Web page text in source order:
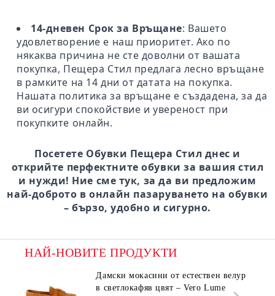
14-дневен Срок за Връщане: Вашето
удовлетворение е наш приоритет. Ако по
някаква причина не сте доволни от вашата
покупка, Пещера Стил предлага лесно връщане
в рамките на 14 дни от датата на покупка.
Нашата политика за връщане е създадена, за да
ви осигури спокойствие и увереност при
покупките онлайн.
Посетете Обувки Пещера Стил днес и
открийте перфектните обувки за вашия стил
и нужди! Ние сме тук, за да ви предложим
най-доброто в онлайн пазаруването на обувки
– бързо, удобно и сигурно.
НАЙ-НОВИТЕ ПРОДУКТИ
Дамски мокасини от естествен велур
в светлокафяв цвят – Vero Lume